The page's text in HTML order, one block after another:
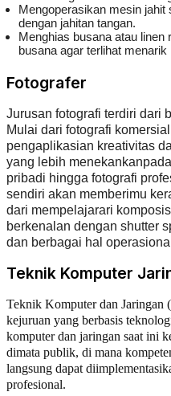
Mengoperasikan mesin
dengan jahitan tangan.
Menghias busana atau linen
busana agar terlihat menarik
Fotografer
Jurusan fotografi terdiri dari
Mulai dari fotografi
pengaplikasian kreativitas
yang lebih
pribadi hingga fotografi
sendiri akan memberimu
dari mempelajarari
berkenalan dengan shutter
dan berbagai hal
Teknik Komputer
Teknik Komputer dan Jaringan
kejuruan yang berbasis
komputer dan jaringan saat ini
dimata publik, di mana
langsung dapat
profesional.